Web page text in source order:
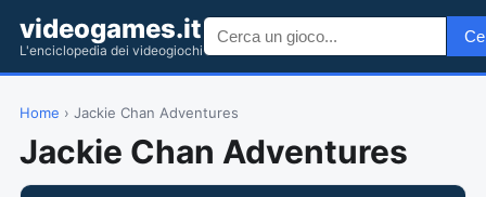
videogames.it
L'enciclopedia dei videogiochi
Home › Jackie Chan Adventures
Jackie Chan Adventures